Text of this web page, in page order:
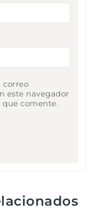
correo
este navegador
que comente.